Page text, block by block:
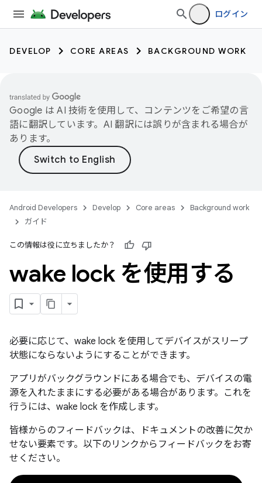
ログイン
DEVELOP CORE AREAS BACKGROUND WORK
Google は AI 技術を使用して、コンテンツをご希望の言
語に翻訳しています。AI 翻訳には誤りが含まれる場合が
あります。
Android Developers Develop Core areas
Background work
ガイド
この情報は役に立ちましたか？
wake lock を使用する
必要に応じて、wake lock を使用してデバイスがスリープ
状態にならないようにすることができます。
アプリがバックグラウンドにある場合でも、デバイスの電
源を入れたままにする必要がある場合があります。これを
行うには、wake lock を作成します。
皆様からのフィードバックは、ドキュメントの改善に欠か
せない要素です。以下のリンクからフィードバックをお寄
せください。